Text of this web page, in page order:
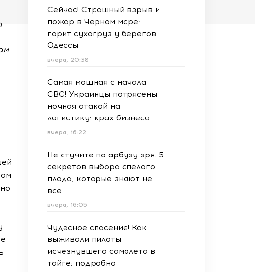
Сейчас! Страшный взрыв и
пожар в Черном море:
горит сухогруз у берегов
Одессы
вчера, 20:38
Самая мощная с начала
СВО! Украинцы потрясены
ночная атакой на
логистику: крах бизнеса
вчера, 16:22
Не стучите по арбузу зря: 5
секретов выбора спелого
плода, которые знают не
все
вчера, 16:05
Чудесное спасение! Как
выживали пилоты
исчезнувшего самолета в
тайге: подробно